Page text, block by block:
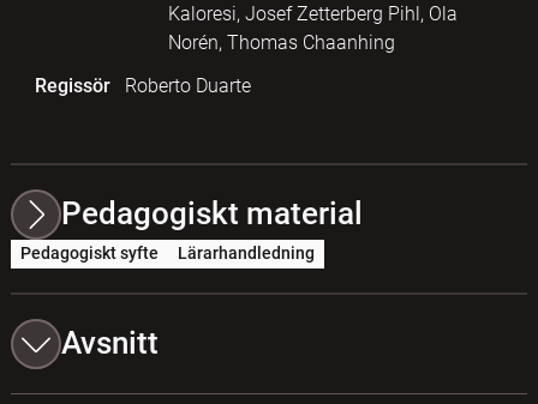
Kaloresi, Josef Zetterberg Pihl, Ola
Norén, Thomas Chaanhing
Regissör
Roberto Duarte
Pedagogiskt material
Pedagogiskt syfte Lärarhandledning
Avsnitt